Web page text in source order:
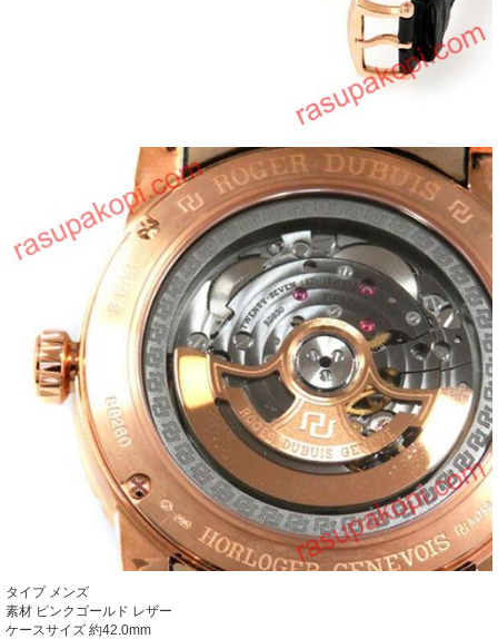
タイプ メンズ
素材 ピンクゴールド レザー
ケースサイズ 約42.0mm